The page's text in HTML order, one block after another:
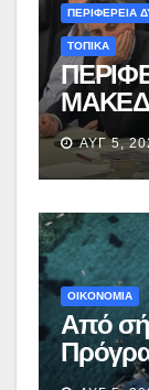
ΠΕΡΙΦΕΡΕΙΑ
ΤΟΠΙΚΑ
ΑΥΓ 5,
ΟΙΚΟΝΟΜΙΑ
Από
Όλους